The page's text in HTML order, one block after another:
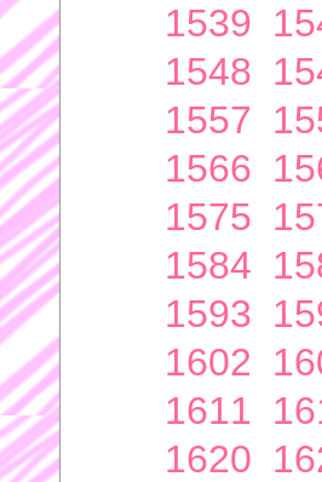
1539
1548
1557
1566
1575
1584
1593
1602
1611
1620